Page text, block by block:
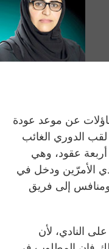
عن موعد عودة
الدوري الغائب
عقود، وهي
الأمرّين ودخل في
إلى فريق
النادي، لأن